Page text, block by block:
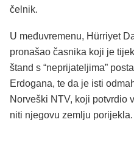
čelnik.
U međuvremenu, Hürriyet
pronašao časnika koji je
štand s “neprijateljima”
Erdogana, te da je isti
Norveški NTV, koji potvrdio
niti njegovu zemlju porijekla.